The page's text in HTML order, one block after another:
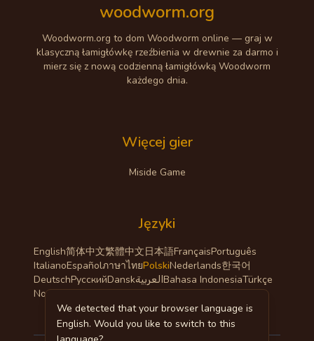
woodworm.org
Woodworm.org to dom Woodworm online — graj w
klasyczną łamigłówkę rzeźbienia w drewnie za darmo i
mierz się z nową codzienną łamigłówką Woodworm
każdego dnia.
Więcej gier
Miside Game
Języki
English简体中文繁體中文日本語FrançaisPortuguês
ItalianoEspañolภาษาไทยPolskiNederlands한국어
DeutschРусскийDanskالعربيةBahasa IndonesiaTürkçe
Norsk
We detected that your browser language is
English. Would you like to switch to this